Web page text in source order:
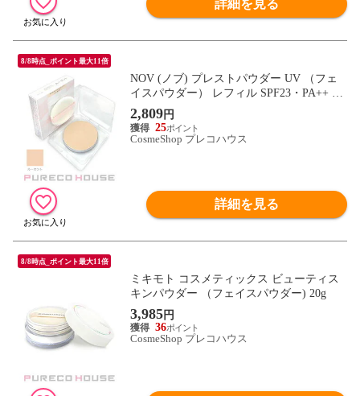
詳細を見る
8/8時点_ポイント最大11倍
NOV (ノブ) プレストパウダー UV （フェ
イスパウダー） レフィル SPF23・PA++ 10
g #ルーセント
2,809円
25
CosmeShop プレコハウス
詳細を見る
8/8時点_ポイント最大11倍
ミキモト コスメティックス ビューティス
キンパウダー （フェイスパウダー) 20g
3,985円
36
CosmeShop プレコハウス